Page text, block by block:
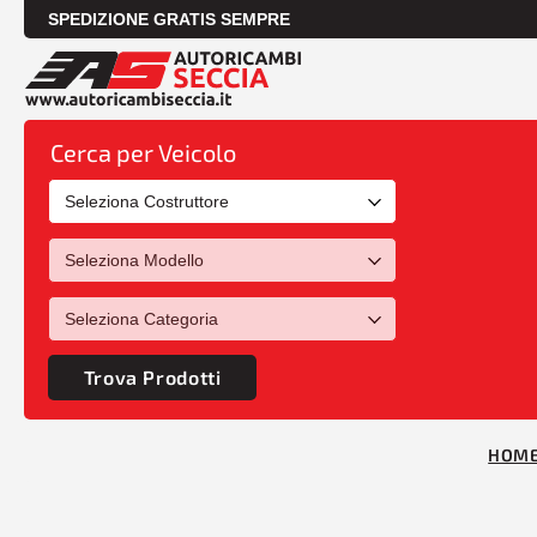
SPEDIZIONE GRATIS SEMPRE
Cerca per Veicolo
Trova Prodotti